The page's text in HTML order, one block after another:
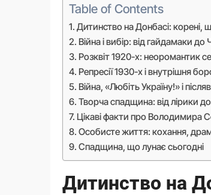
Table of Contents
Дитинство на Донбасі: корені,
Війна і вибір: від гайдамаки до
Розквіт 1920-х: неоромантик
Репресії 1930-х і внутрішня
Війна, «Любіть Україну!» і
Творча спадщина: від лірики
Цікаві факти про Володимира
Особисте життя: кохання,
Спадщина, що лунає сьогодні
Дитинство на